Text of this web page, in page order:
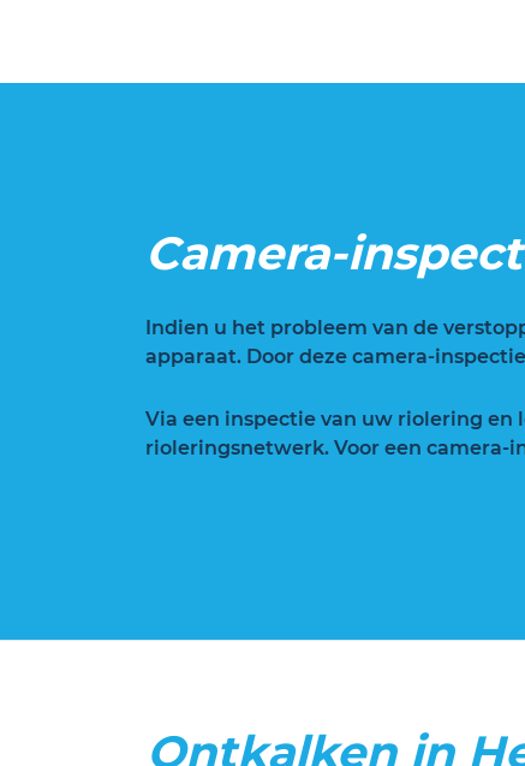
Camera-
Indien u het probleem van de
apparaat. Door deze camera-
Via een inspectie van uw riolering
rioleringsnetwerk. Voor een camera-
Ontkalken in